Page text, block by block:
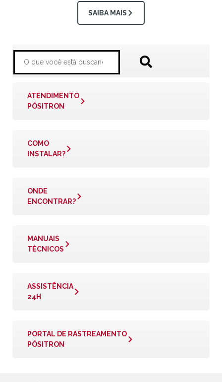
SAIBA MAIS
ATENDIMENTO
PÓSITRON
COMO
INSTALAR?
ONDE
ENCONTRAR?
MANUAIS
TÉCNICOS
ASSISTÊNCIA
24H
PORTAL DE RASTREAMENTO
PÓSITRON